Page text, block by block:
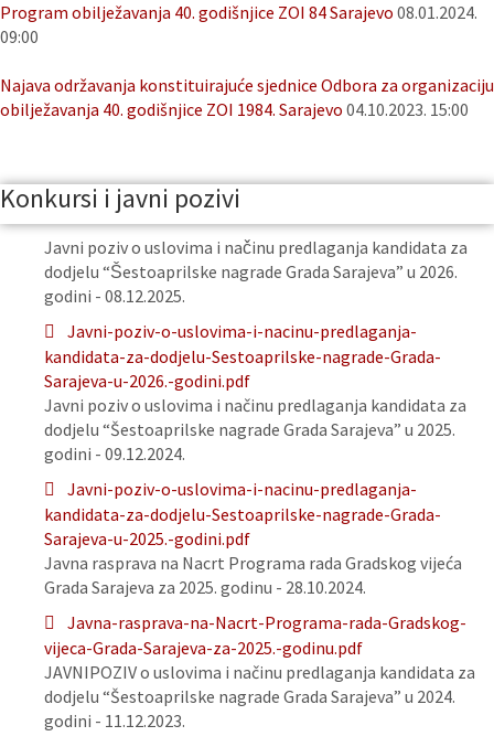
Program obilježavanja 40. godišnjice ZOI 84 Sarajevo 08.01.2024.
09:00
Najava održavanja konstituirajuće sjednice Odbora za organizaciju
obilježavanja 40. godišnjice ZOI 1984. Sarajevo 04.10.2023. 15:00
Konkursi i javni pozivi
Javni poziv o uslovima i načinu predlaganja kandidata za
dodjelu “Šestoaprilske nagrade Grada Sarajeva” u 2026.
godini - 08.12.2025.
Javni-poziv-o-uslovima-i-nacinu-predlaganja-
kandidata-za-dodjelu-Sestoaprilske-nagrade-Grada-
Sarajeva-u-2026.-godini.pdf
Javni poziv o uslovima i načinu predlaganja kandidata za
dodjelu “Šestoaprilske nagrade Grada Sarajeva” u 2025.
godini - 09.12.2024.
Javni-poziv-o-uslovima-i-nacinu-predlaganja-
kandidata-za-dodjelu-Sestoaprilske-nagrade-Grada-
Sarajeva-u-2025.-godini.pdf
Javna rasprava na Nacrt Programa rada Gradskog vijeća
Grada Sarajeva za 2025. godinu - 28.10.2024.
Javna-rasprava-na-Nacrt-Programa-rada-Gradskog-
vijeca-Grada-Sarajeva-za-2025.-godinu.pdf
JAVNIPOZIV o uslovima i načinu predlaganja kandidata za
dodjelu “Šestoaprilske nagrade Grada Sarajeva” u 2024.
godini - 11.12.2023.